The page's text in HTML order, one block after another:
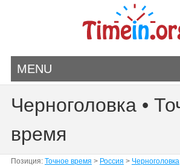
MENU
Черноголовка •
время
Позиция: Точное время > Россия > Черноголовка